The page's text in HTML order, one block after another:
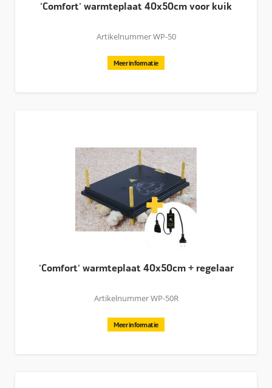
'Comfort' warmteplaat 40x50cm voor kuik
Artikelnummer WP-50
Meer informatie
'Comfort' warmteplaat 40x50cm + regelaar
Artikelnummer WP-50R
Meer informatie